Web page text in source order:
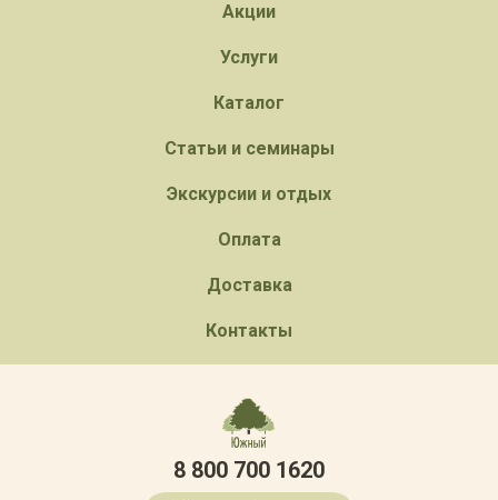
Акции
Услуги
Каталог
Статьи и семинары
Экскурсии и отдых
Оплата
Доставка
Контакты
8 800 700 1620